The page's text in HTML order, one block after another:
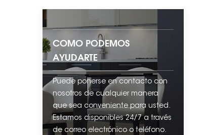
COMO PODEMOS
AYUDARTE
Puede ponerse en contacto con
nosotros de cualquier manera
que sea conveniente para usted.
Estamos disponibles 24/7 a través
de correo electrónico o teléfono.